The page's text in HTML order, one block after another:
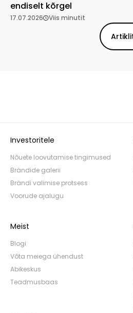
endiselt kõrgel
17.07.2026 Viis minutit
Investoritele
Nõuete loovutamise tingimused
Brändide galerii
Brändi valimise protsess
Voorude ajalugu
Meist
Blogi
Võta meiega ühendust
Abikeskus
Teadmusbaas